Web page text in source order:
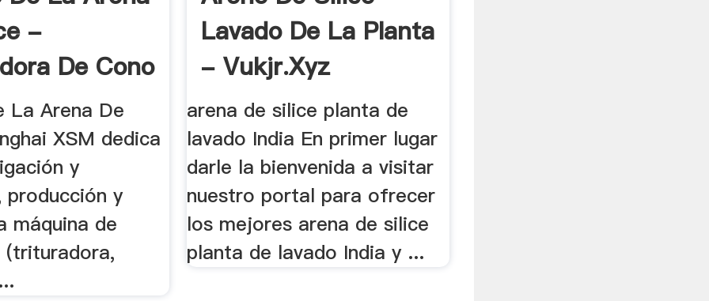
-
De Cono
La Arena De
XSM dedica
y
producción y
máquina de
Lavado De La Planta
- Vukjr.xyz
arena de silice planta de
lavado India En primer lugar
darle la bienvenida a visitar
nuestro portal para ofrecer
los mejores arena de silice
planta de lavado India y ...